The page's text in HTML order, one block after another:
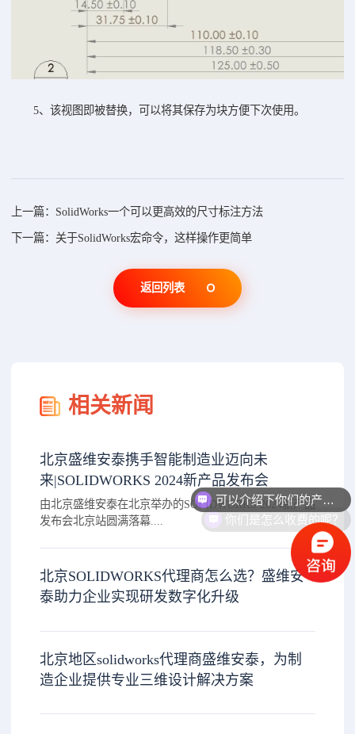
5、该视图即被替换，可以将其保存为块方便下次使用。
上一篇：SolidWorks一个可以更高效的尺寸标注方法
下一篇：关于SolidWorks宏命令，这样操作更简单
返回列表
相关新闻
北京盛维安泰携手智能制造业迈向未
来|SOLIDWORKS 2024新产品发布会
由北京盛维安泰在北京举办的SOLIDWORKS 2024新产品
发布会北京站圆满落幕....
北京SOLIDWORKS代理商怎么选？盛维安
泰助力企业实现研发数字化升级
北京地区solidworks代理商盛维安泰，为制
造企业提供专业三维设计解决方案
你们是怎么收费的呢？